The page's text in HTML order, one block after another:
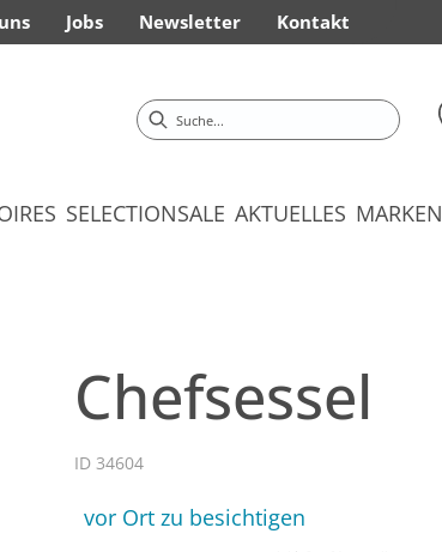
Jobs Newsletter Kontakt
SELECTIONSALE AKTUELLES MARKEN
Chefsessel
ID 34604
vor Ort zu besichtigen